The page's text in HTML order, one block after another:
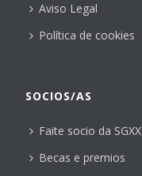
Aviso Legal
Política de cookies
SOCIOS/AS
Faite socio da SGXX
Becas e premios